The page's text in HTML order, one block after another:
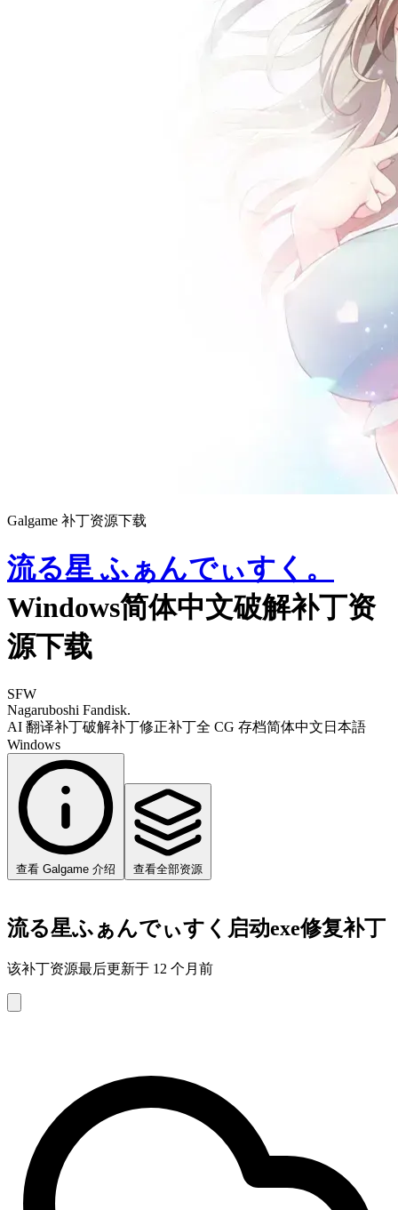
Galgame 补丁资源下载
流る星 ふぁんでぃすく。
Windows简体中文破解补丁资
源下载
SFW
Nagaruboshi Fandisk.
AI 翻译补丁破解补丁修正补丁全 CG 存档简体中文 日本語
Windows
查看 Galgame 介绍 查看全部资源
流る星ふぁんでぃすく启动exe修复补丁
该补丁资源最后更新于 12 个月前